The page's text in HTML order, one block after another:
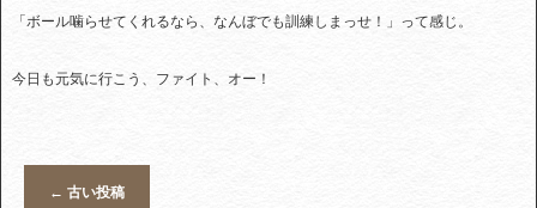
「ボール噛らせてくれるなら、なんぼでも訓練しまっせ！」って感じ。
今日も元気に行こう、ファイト、オー！
← 古い投稿